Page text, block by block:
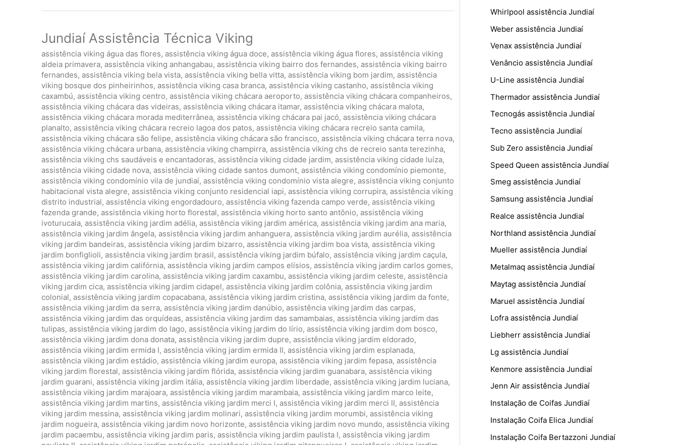
Jundiaí Assistência Técnica Viking
assistência viking água das flores, assistência viking água doce, assistência viking água flores, assistência viking
aldeia primavera, assistência viking anhangabau, assistência viking bairro dos fernandes, assistência viking bairro
fernandes, assistência viking bela vista, assistência viking bella vitta, assistência viking bom jardim, assistência
viking bosque dos pinheirinhos, assistência viking casa branca, assistência viking castanho, assistência viking
caxambú, assistência viking centro, assistência viking chácara aeroporto, assistência viking chácara companheiros,
assistência viking chácara das videiras, assistência viking chácara itamar, assistência viking chácara malota,
assistência viking chácara morada mediterrânea, assistência viking chácara pai jacó, assistência viking chácara
planalto, assistência viking chácara recreio lagoa dos patos, assistência viking chácara recreio santa camila,
assistência viking chácara são felipe, assistência viking chácara são francisco, assistência viking chácara terra nova,
assistência viking chácara urbana, assistência viking champirra, assistência viking chs de recreio santa terezinha,
assistência viking chs saudáveis e encantadoras, assistência viking cidade jardim, assistência viking cidade luíza,
assistência viking cidade nova, assistência viking cidade santos dumont, assistência viking condomínio piemonte,
assistência viking condomínio vila de jundiaí, assistência viking condomínio vista alegre, assistência viking conjunto
habitacional vista alegre, assistência viking conjunto residencial iapi, assistência viking corrupira, assistência viking
distrito industrial, assistência viking engordadouro, assistência viking fazenda campo verde, assistência viking
fazenda grande, assistência viking horto florestal, assistência viking horto santo antônio, assistência viking
ivoturucaia, assistência viking jardim adélia, assistência viking jardim américa, assistência viking jardim ana maria,
assistência viking jardim ângela, assistência viking jardim anhanguera, assistência viking jardim aurélia, assistência
viking jardim bandeiras, assistência viking jardim bizarro, assistência viking jardim boa vista, assistência viking
jardim bonfiglioli, assistência viking jardim brasil, assistência viking jardim búfalo, assistência viking jardim caçula,
assistência viking jardim califórnia, assistência viking jardim campos elísios, assistência viking jardim carlos gomes,
assistência viking jardim carolina, assistência viking jardim caxambu, assistência viking jardim celeste, assistência
viking jardim cica, assistência viking jardim cidapel, assistência viking jardim colônia, assistência viking jardim
colonial, assistência viking jardim copacabana, assistência viking jardim cristina, assistência viking jardim da fonte,
assistência viking jardim da serra, assistência viking jardim danúbio, assistência viking jardim das carpas,
assistência viking jardim das orquídeas, assistência viking jardim das samambaias, assistência viking jardim das
tulipas, assistência viking jardim do lago, assistência viking jardim do lírio, assistência viking jardim dom bosco,
assistência viking jardim dona donata, assistência viking jardim dupre, assistência viking jardim eldorado,
assistência viking jardim ermida I, assistência viking jardim ermida II, assistência viking jardim esplanada,
assistência viking jardim estádio, assistência viking jardim europa, assistência viking jardim fepasa, assistência
viking jardim florestal, assistência viking jardim flórida, assistência viking jardim guanabara, assistência viking
jardim guarani, assistência viking jardim itália, assistência viking jardim liberdade, assistência viking jardim luciana,
assistência viking jardim marajoara, assistência viking jardim marambaia, assistência viking jardim marco leite,
assistência viking jardim martins, assistência viking jardim merci I, assistência viking jardim merci II, assistência
viking jardim messina, assistência viking jardim molinari, assistência viking jardim morumbi, assistência viking
jardim nogueira, assistência viking jardim novo horizonte, assistência viking jardim novo mundo, assistência viking
jardim pacaembu, assistência viking jardim paris, assistência viking jardim paulista I, assistência viking jardim
Whirlpool assistência Jundiaí
Weber assistência Jundiaí
Venax assistência Jundiaí
Venâncio assistência Jundiaí
U-Line assistência Jundiaí
Thermador assistência Jundiaí
Tecnogás assistência Jundiaí
Tecno assistência Jundiaí
Sub Zero assistência Jundiaí
Speed Queen assistência Jundiaí
Smeg assistência Jundiaí
Samsung assistência Jundiaí
Realce assistência Jundiaí
Northland assistência Jundiaí
Mueller assistência Jundiaí
Metalmaq assistência Jundiaí
Maytag assistência Jundiaí
Maruel assistência Jundiaí
Lofra assistência Jundiaí
Liebherr assistência Jundiaí
Lg assistência Jundiaí
Kenmore assistência Jundiaí
Jenn Air assistência Jundiaí
Instalação de Coifas Jundiaí
Instalação Coifa Elica Jundiaí
Instalação Coifa Bertazzoni Jundiaí